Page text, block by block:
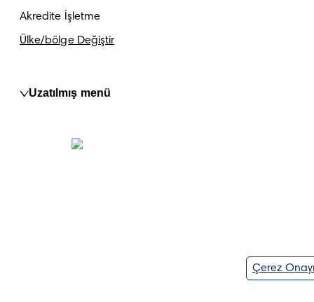
Akredite İşletme
Ülke/bölge Değiştir
Uzatılmış menü
Çerez Onayı